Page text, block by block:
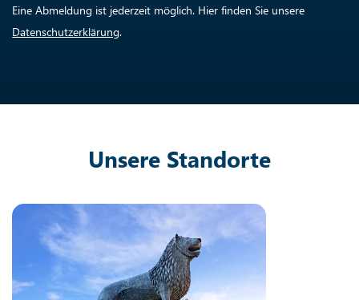
Eine Abmeldung ist jederzeit möglich. Hier finden Sie unsere
Datenschutzerklärung.
Unsere Standorte